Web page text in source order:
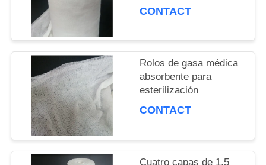
UNA
CITA
MAPA
DEL
SITIO
CONTACT
Rolos de gasa médica
absorbente para
esterilización
CONTACT
Cuatro capas de 1,5